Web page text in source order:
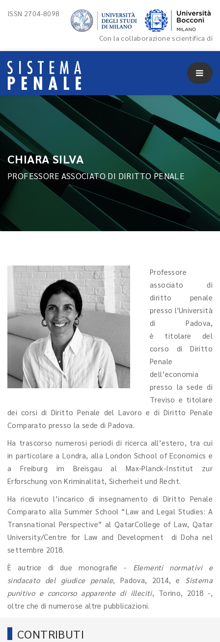
ISSN 2704-8098
Con la collaborazione scientifica di
CHIARA SILVA
PROFESSORE ASSOCIATO DI DIRITTO PENALE
Professore
associato di
diritto penale
presso l'Università
di Padova,
è titolare del
corso di Diritto
Penale
dell’economia
presso la sede di
Treviso e titolare
dei corsi di Diritto Penale del Lavoro e di Diritto Penale
Comparato presso la sede di Padova.
Ha trascorso numerosi periodi di ricerca all’estero, tra cui
in particolare a Londra, alla London School of Economics e
a Freiburg im Breisgau al Max-Planck-Institut zur
Erforschung von Kriminalität, Sicherheit und Recht.
Ha ricevuto l’incarico di insegnamento di Diritto Penale
Comparato alla Summer School “Law and Legal Studies: A
Transnational Perspective” al QatarCollege of Law, Qatar
University/Centre for Law and Development di Doha nel
settembre 2018.
È autrice di due monografie - Elementi normativi e
sindacato del giudice penale, Padova, 2014, e Sistema
punitivo e concorso apparente di illeciti, Torino, 2018 -,
oltre che di numerose altre pubblicazioni.
CONTRIBUTI